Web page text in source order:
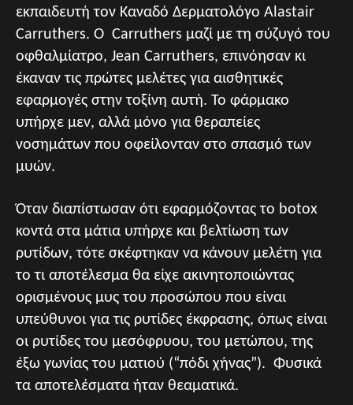
εκπαιδευτή τον Καναδό Δερματολόγο Alastair
Carruthers. Ο Carruthers μαζί με τη σύζυγό του
οφθαλμίατρο, Jean Carruthers, επινόησαν κι
έκαναν τις πρώτες μελέτες για αισθητικές
εφαρμογές στην τοξίνη αυτή. Το φάρμακο
υπήρχε μεν, αλλά μόνο για θεραπείες
νοσημάτων που οφείλονταν στο σπασμό των
μυών.
Όταν διαπίστωσαν ότι εφαρμόζοντας το botox
κοντά στα μάτια υπήρχε και βελτίωση των
ρυτίδων, τότε σκέφτηκαν να κάνουν μελέτη για
το τι αποτέλεσμα θα είχε ακινητοποιώντας
ορισμένους μυς του προσώπου που είναι
υπεύθυνοι για τις ρυτίδες έκφρασης, όπως είναι
οι ρυτίδες του μεσόφρυου, του μετώπου, της
έξω γωνίας του ματιού (“πόδι χήνας”). Φυσικά
τα αποτελέσματα ήταν θεαματικά.